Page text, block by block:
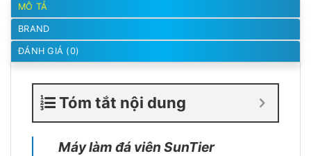
MÔ TẢ
BRAND
ĐÁNH GIÁ (0)
Tóm tắt nội dung
Máy làm đá viên SunTier